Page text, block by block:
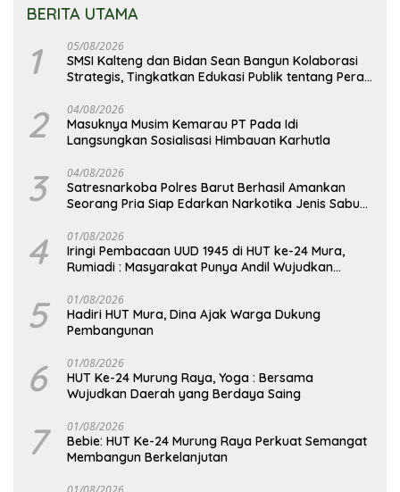
BERITA UTAMA
1 05/08/2026
SMSI Kalteng dan Bidan Sean Bangun Kolaborasi
Strategis, Tingkatkan Edukasi Publik tentang Peran
2 04/08/2026
Masuknya Musim Kemarau PT Pada Idi
Langsungkan Sosialisasi Himbauan Karhutla
3 04/08/2026
Satresnarkoba Polres Barut Berhasil Amankan
Seorang Pria Siap Edarkan Narkotika Jenis Sabu
4 01/08/2026
Iringi Pembacaan UUD 1945 di HUT ke-24 Mura,
Rumiadi : Masyarakat Punya Andil Wujudkan
5 01/08/2026
Hadiri HUT Mura, Dina Ajak Warga Dukung
Pembangunan
6 01/08/2026
HUT Ke-24 Murung Raya, Yoga : Bersama
Wujudkan Daerah yang Berdaya Saing
7 01/08/2026
Bebie: HUT Ke-24 Murung Raya Perkuat Semangat
Membangun Berkelanjutan